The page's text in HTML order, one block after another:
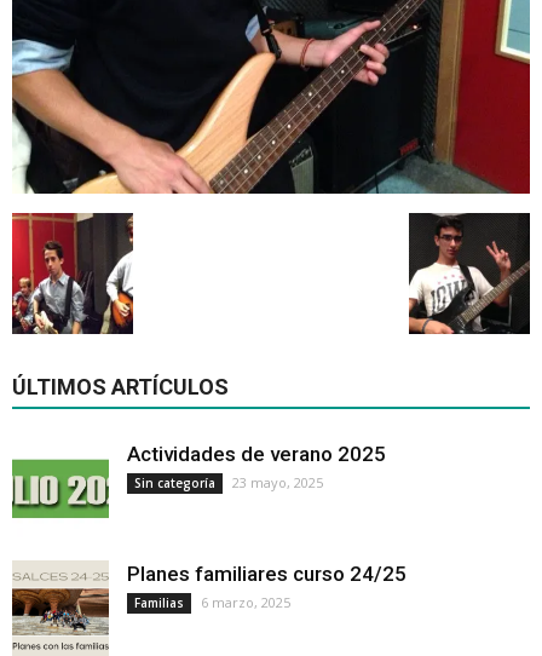
ÚLTIMOS ARTÍCULOS
Actividades de verano 2025
Sin categoría 23 mayo, 2025
Planes familiares curso 24/25
Familias 6 marzo, 2025